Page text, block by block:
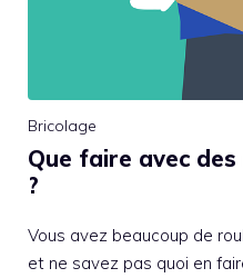
Bricolage
Que faire avec
?
Vous avez beaucoup de
et ne savez pas quoi en